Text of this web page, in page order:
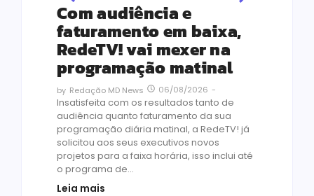
Com audiência e
faturamento em baixa,
RedeTV! vai mexer na
programação matinal
by Redação MD News 06/08/2026 -
Insatisfeita com os resultados tanto de
audiência quanto faturamento da sua
programação diária matinal, a RedeTV! já
solicitou aos seus executivos novos
projetos para a faixa horária, isso inclui até
o programa de...
Leia mais